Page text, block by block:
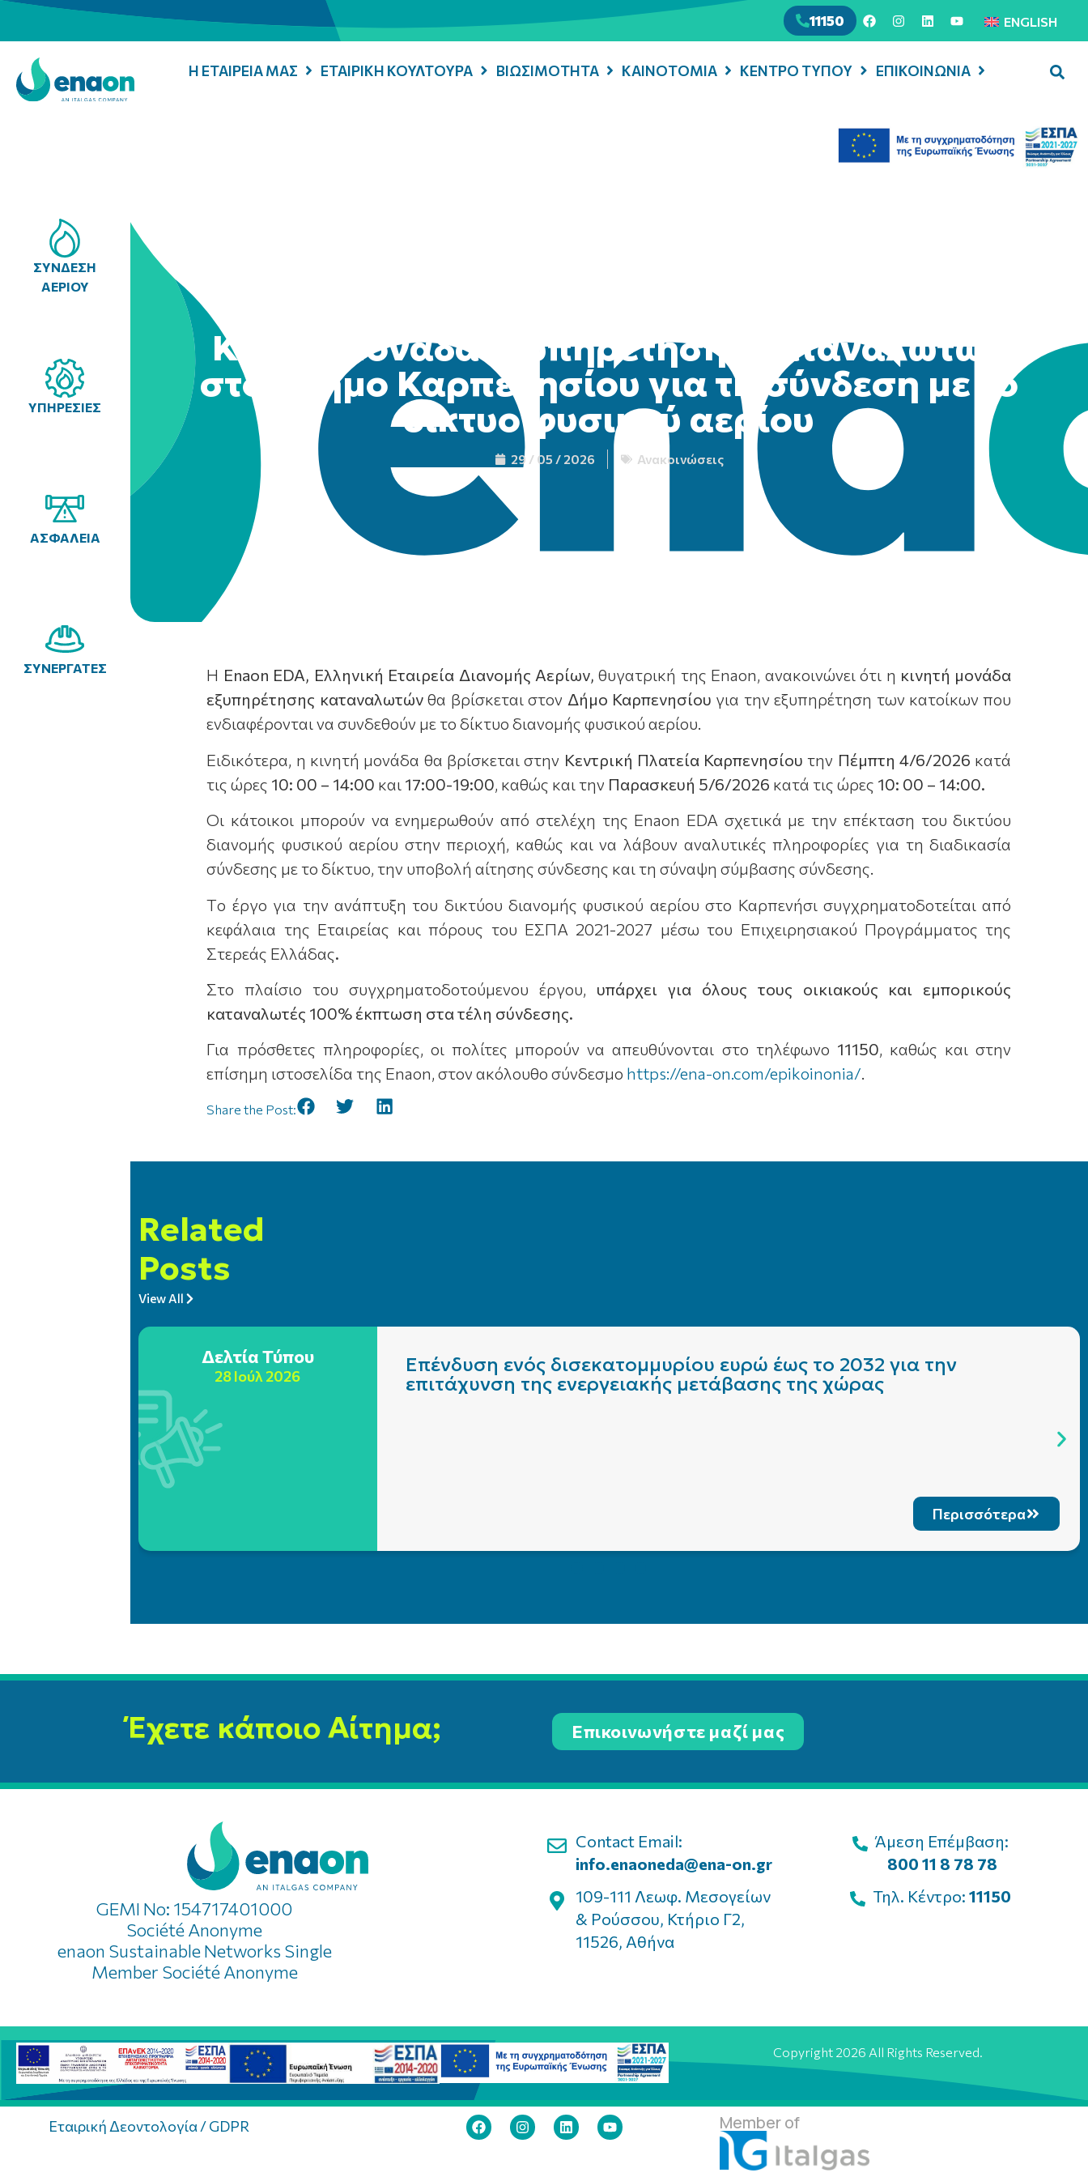
11150 ENGLISH
Η ΕΤΑΙΡΕΙΑ ΜΑΣ ΕΤΑΙΡΙΚΗ ΚΟΥΛΤΟΥΡΑ ΒΙΩΣΙΜΟΤΗΤΑ ΚΑΙΝΟΤΟΜΙΑ ΚΕΝΤΡΟ ΤΥΠΟΥ ΕΠΙΚΟΙΝΩΝΙΑ
ΣΥΝΔΕΣΗ
ΑΕΡΙΟΥ
ΥΠΗΡΕΣΙΕΣ
ΑΣΦΑΛΕΙΑ
ΣΥΝΕΡΓΑΤΕΣ
Κινητή μονάδα εξυπηρέτησης καταναλωτών
στον Δήμο Καρπενησίου για τη σύνδεση με το
δίκτυο φυσικού αερίου
29 / 05 / 2026 Ανακοινώσεις
Η Enaon EDA, Ελληνική Εταιρεία Διανομής Αερίων,θυγατρική της Enaon, ανακοινώνει ότι η κινητή μονάδα
εξυπηρέτησης καταναλωτώνθα βρίσκεται στον Δήμο Καρπενησίου για την εξυπηρέτηση των κατοίκων που
ενδιαφέρονται να συνδεθούν με το δίκτυο διανομής φυσικού αερίου.
Ειδικότερα, η κινητή μονάδα θα βρίσκεται στην Κεντρική Πλατεία Καρπενησίου την Πέμπτη 4/6/2026 κατά
τις ώρες 10: 00 – 14:00 και 17:00-19:00, καθώς και την Παρασκευή 5/6/2026 κατά τις ώρες 10: 00 – 14:00.
Οι κάτοικοι μπορούν να ενημερωθούν από στελέχη της Enaon EDA σχετικά με την επέκταση του δικτύου
διανομής φυσικού αερίου στην περιοχή, καθώς και να λάβουν αναλυτικές πληροφορίες για τη διαδικασία
σύνδεσης με το δίκτυο, την υποβολή αίτησης σύνδεσης και τη σύναψη σύμβασης σύνδεσης.
Tο έργο για την ανάπτυξη του δικτύου διανομής φυσικού αερίου στο Καρπενήσι συγχρηματοδοτείται από
κεφάλαια της Εταιρείας και πόρους του ΕΣΠΑ 2021-2027 μέσω του Επιχειρησιακού Προγράμματος της
Στερεάς Ελλάδας.
Στο πλαίσιο του συγχρηματοδοτούμενου έργου, υπάρχει για όλους τους οικιακούς και εμπορικούς
καταναλωτές 100% έκπτωση στα τέλη σύνδεσης.
Για πρόσθετες πληροφορίες, οι πολίτες μπορούν να απευθύνονται στο τηλέφωνο 11150, καθώς και στην
επίσημη ιστοσελίδα της Enaon, στον ακόλουθο σύνδεσμο https://ena-on.com/epikoinonia/.
Share the Post:
Related
Posts
View All
Δελτία Τύπου
28 Ιούλ 2026
Επένδυση ενός δισεκατομμυρίου ευρώ έως το 2032 για την
επιτάχυνση της ενεργειακής μετάβασης της χώρας
Περισσότερα
Έχετε κάποιο Αίτημα; Επικοινωνήστε μαζί μας
Contact Email:
info.enaoneda@ena-on.gr
109-111 Λεωφ. Μεσογείων
& Ρούσσου, Κτήριο Γ2,
11526, Αθήνα
GEMI No: 154717401000
Société Anonyme
enaon Sustainable Networks Single
Member Société Anonyme
Άμεση Επέμβαση:
800 11 8 78 78
Τηλ. Κέντρο:11150
Copyright 2026 All Rights Reserved.
Εταιρική Δεοντολογία / GDPR Member of